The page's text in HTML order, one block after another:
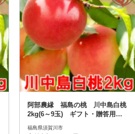
阿部農縁 福島の桃 川中島白桃
2kg(6～9玉) ギフト・贈答用
福島県須賀川市